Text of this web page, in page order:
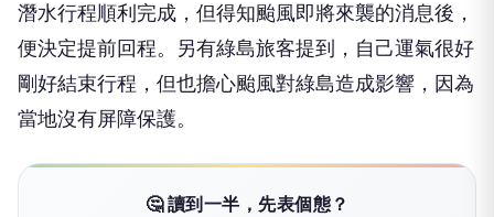
潛水行程順利完成，但得知颱風即將來襲的消息後，
便決定提前回程。另有綠島旅客提到，自己運氣很好
剛好結束行程，但也擔心颱風對綠島造成影響，因為
當地沒有屏障保護。
🤔 讀到一半，先表個態？